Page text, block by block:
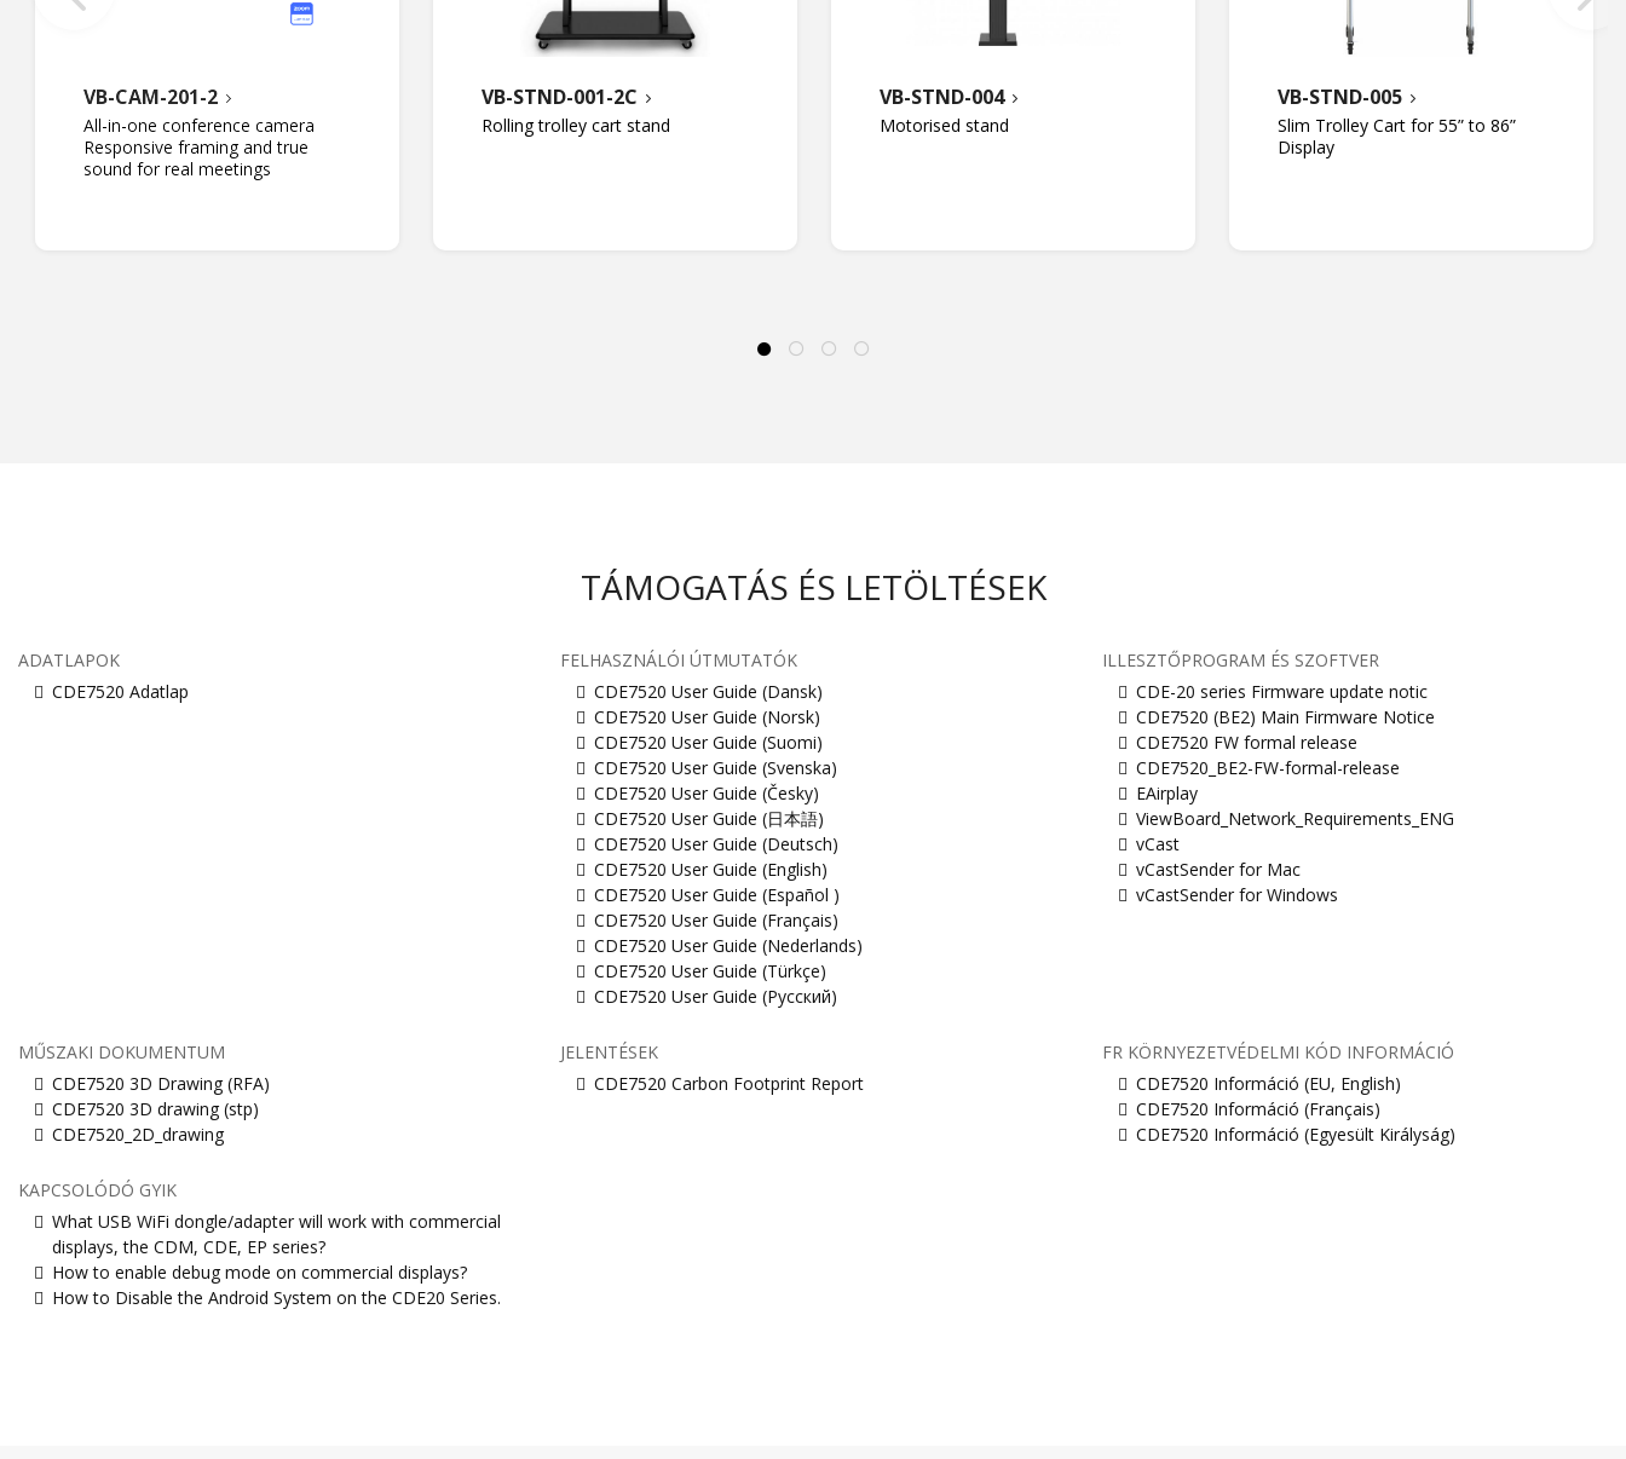
VB-CAM-201-2
All-in-one conference camera
Responsive framing and true
sound for real meetings
VB-STND-001-2C
Rolling trolley cart stand
VB-STND-004
Motorised stand
VB-STND-005
Slim Trolley Cart for 55” to 86”
Display
TÁMOGATÁS ÉS LETÖLTÉSEK
ADATLAPOK
CDE7520 Adatlap
FELHASZNÁLÓI ÚTMUTATÓK
CDE7520 User Guide (Dansk)
CDE7520 User Guide (Norsk)
CDE7520 User Guide (Suomi)
CDE7520 User Guide (Svenska)
CDE7520 User Guide (Česky)
CDE7520 User Guide (日本語)
CDE7520 User Guide (Deutsch)
CDE7520 User Guide (English)
CDE7520 User Guide (Español )
CDE7520 User Guide (Français)
CDE7520 User Guide (Nederlands)
CDE7520 User Guide (Türkçe)
CDE7520 User Guide (Русский)
ILLESZTŐPROGRAM ÉS SZOFTVER
CDE-20 series Firmware update notic
CDE7520 (BE2) Main Firmware Notice
CDE7520 FW formal release
CDE7520_BE2-FW-formal-release
EAirplay
ViewBoard_Network_Requirements_ENG
vCast
vCastSender for Mac
vCastSender for Windows
MŰSZAKI DOKUMENTUM
CDE7520 3D Drawing (RFA)
CDE7520 3D drawing (stp)
CDE7520_2D_drawing
JELENTÉSEK
CDE7520 Carbon Footprint Report
FR KÖRNYEZETVÉDELMI KÓD INFORMÁCIÓ
CDE7520 Információ (EU, English)
CDE7520 Információ (Français)
CDE7520 Információ (Egyesült Királyság)
KAPCSOLÓDÓ GYIK
What USB WiFi dongle/adapter will work with commercial
displays, the CDM, CDE, EP series?
How to enable debug mode on commercial displays?
How to Disable the Android System on the CDE20 Series.